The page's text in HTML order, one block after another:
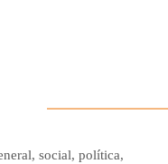
social, política,